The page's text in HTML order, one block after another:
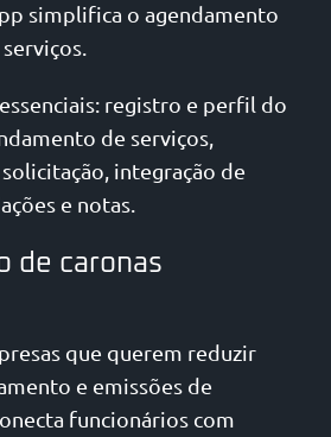
simplifica o agendamento
registro e perfil do
de serviços,
integração de
e notas.
de caronas
que querem reduzir
e emissões de
funcionários com